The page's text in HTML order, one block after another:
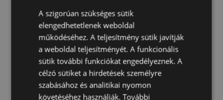
Dánia, Észtország, Finnország (fősziget),
Franciaország (főterület), Francia Guyana,
Németország, Gibraltár, Görögország, Guadeloupe,
Guernsey (Csatorna-szigetek), Vatikánváros
(Szentszék), Hongkong, Magyarország, Izland,
Írország, Man-sziget (Egyesült Királyság),
Olaszország (főterület), Jersey (Csatorna-szigetek),
Jordánia, Koszovó, Kuvait, Lettország, Liechtenstein,
Litvánia, Luxemburg, Észak-Macedónia, Madeira
(Portugália), Málta, Martinique, Mayotte, Moldova,
A szigorúan szükséges sütik
elengedhetetlenek weboldal
működéséhez. A teljesítmény sütik javítják
a weboldal teljesítményét. A funkcionális
sütik további funkciókat engedélyeznek. A
célzó sütiket a hirdetések személyre
szabásához és analitikai nyomon
követéséhez használják. További